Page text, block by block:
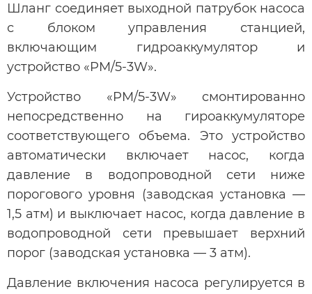
Шланг соединяет выходной патрубок насоса
с блоком управления станцией,
включающим гидроаккумулятор и
устройство «PM/5-3W».
Устройство «PM/5-3W» cмонтированно
непосредственно на гироаккумуляторе
соответствующего объема. Это устройство
автоматически включает насос, когда
давление в водопроводной сети ниже
порогового уровня (заводская установка —
1,5 атм) и выключает насос, когда давление в
водопроводной сети превышает верхний
порог (заводская установка — 3 атм).
Давление включения насоса регулируется в